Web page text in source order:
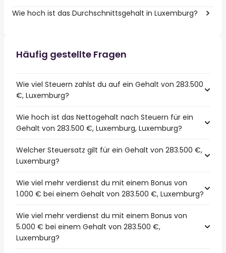
Wie hoch ist das Durchschnittsgehalt in Luxemburg?
Häufig gestellte Fragen
Wie viel Steuern zahlst du auf ein Gehalt von 283.500
€, Luxemburg?
Wie hoch ist das Nettogehalt nach Steuern für ein
Gehalt von 283.500 €, Luxemburg, Luxemburg?
Welcher Steuersatz gilt für ein Gehalt von 283.500 €,
Luxemburg?
Wie viel mehr verdienst du mit einem Bonus von
1.000 € bei einem Gehalt von 283.500 €, Luxemburg?
Wie viel mehr verdienst du mit einem Bonus von
5.000 € bei einem Gehalt von 283.500 €,
Luxemburg?